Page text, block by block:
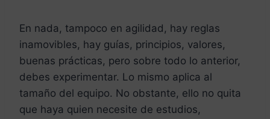
En nada, tampoco en agilidad, hay reglas
inamovibles, hay guías, principios, valores,
buenas prácticas, pero sobre todo lo anterior,
debes experimentar. Lo mismo aplica al
tamaño del equipo. No obstante, ello no quita
que haya quien necesite de estudios,